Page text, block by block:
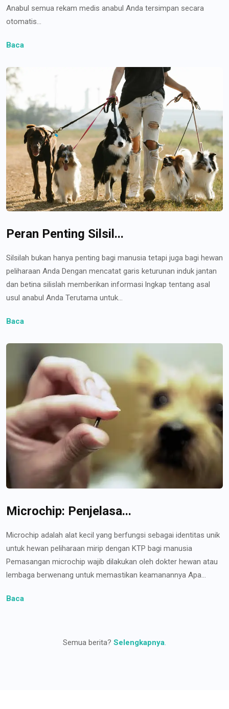
Anabul semua rekam medis anabul Anda tersimpan secara
otomatis...
Baca
Peran Penting Silsil...
Silsilah bukan hanya penting bagi manusia tetapi juga bagi hewan
peliharaan Anda Dengan mencatat garis keturunan induk jantan
dan betina silislah memberikan informasi lngkap tentang asal
usul anabul Anda Terutama untuk...
Baca
Microchip: Penjelasa...
Microchip adalah alat kecil yang berfungsi sebagai identitas unik
untuk hewan peliharaan mirip dengan KTP bagi manusia
Pemasangan microchip wajib dilakukan oleh dokter hewan atau
lembaga berwenang untuk memastikan keamanannya Apa...
Baca
Semua berita? Selengkapnya